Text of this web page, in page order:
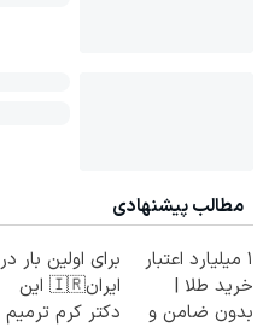
مطالب پیشنهادی
۱ میلیارد اعتبار
خرید طلا |
بدون ضامن و
برای اولین بار در
ایران🇮🇷 این
دکتر کرم ترمیم